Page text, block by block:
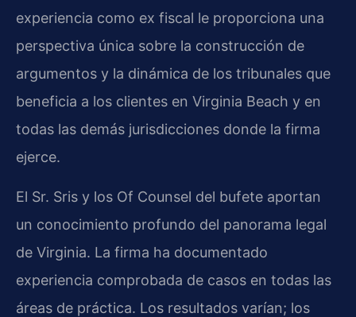
experiencia como ex fiscal le proporciona una
perspectiva única sobre la construcción de
argumentos y la dinámica de los tribunales que
beneficia a los clientes en Virginia Beach y en
todas las demás jurisdicciones donde la firma
ejerce.
El Sr. Sris y los Of Counsel del bufete aportan
un conocimiento profundo del panorama legal
de Virginia. La firma ha documentado
experiencia comprobada de casos en todas las
áreas de práctica. Los resultados varían; los